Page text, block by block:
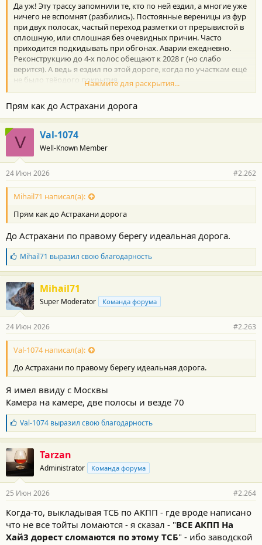
и
:
Да уж! Эту трассу запомнили те, кто по ней ездил, а многие уже
ничего не вспомнят (разбились). Постоянные вереницы из фур
при двух полосах, частый переход разметки от прерывистой в
сплошную, или сплошная без очевидных причин. Часто
приходится подкидывать при обгонах. Аварии ежедневно.
Реконструкцию до 4-х полос обещают к 2028 г (но слабо
верится). А ведь я ездил по этой дороге, когда по участкам ещё
не было твёрдого покрытия.
Может поэтому мой Хаюшка (2014) тоже стал попинываться и
задумываться при резких ускорениях, хотя пробег всего 93 т.км
при качественном уходе, совсем без прицепа. Менял жижу и
фильтр в коробке в приличной фирме уже 2 раза, продуктов
износа не обнаружили.
А может я просто придираюсь к нему ввиду повышенной
занудливости.
Нажмите для раскрытия...
Прям как до Астрахани дорога
V Val-1074
Well-Known Member
24 Июн 2026 #2.262
Mihail71 написал(а):
Прям как до Астрахани дорога
До Астрахани по правому берегу идеальная дорога.
Б
л
а
г
о
д
а
н
о
с
и
:
Mihail71 выразил свою благодарность
Mihail71
Super Moderator Команда форума
24 Июн 2026 #2.263
Val-1074 написал(а):
До Астрахани по правому берегу идеальная дорога.
Я имел ввиду с Москвы
Камера на камере, две полосы и везде 70
Б
л
а
г
о
д
а
н
с
т
и
Val-1074выразил свою благодарность
Tarzan
Administrator Команда форума
25 Июн 2026 #2.264
Когда-то, выкладывая ТСБ по АКПП - где вроде написано
что не все тойты ломаются - я сказал - "ВСЕ АКПП На
Хай3 дорест сломаются по этому ТСБ" - ибо заводской